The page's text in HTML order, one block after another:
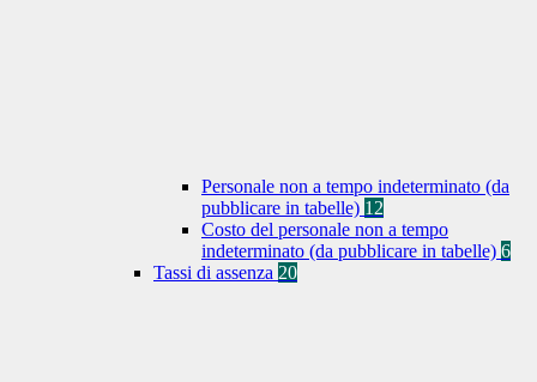
Personale non a tempo indeterminato (da
pubblicare in tabelle) 12
Costo del personale non a tempo
indeterminato (da pubblicare in tabelle) 6
Tassi di assenza 20